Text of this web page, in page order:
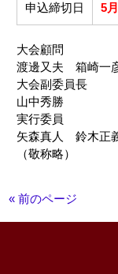
申込締切日 5
大会顧問
渡邊又夫 箱崎一
大会副委員長
山中秀勝
実行委員
矢森真人 鈴木
（敬称略）
« 前のページ